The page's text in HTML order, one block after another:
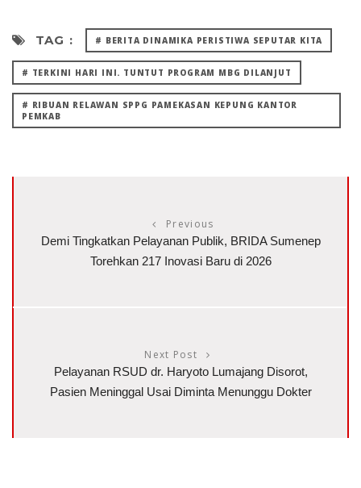
TAG : # BERITA DINAMIKA PERISTIWA SEPUTAR KITA
# TERKINI HARI INI. TUNTUT PROGRAM MBG DILANJUT
# RIBUAN RELAWAN SPPG PAMEKASAN KEPUNG KANTOR
PEMKAB
Previous
Demi Tingkatkan Pelayanan Publik, BRIDA Sumenep
Torehkan 217 Inovasi Baru di 2026
Next Post
Pelayanan RSUD dr. Haryoto Lumajang Disorot,
Pasien Meninggal Usai Diminta Menunggu Dokter